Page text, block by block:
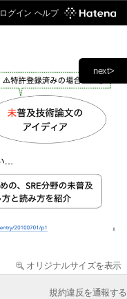
ログイン ヘルプ
next>
オリジナルサイズを表示
規約違反を通報する